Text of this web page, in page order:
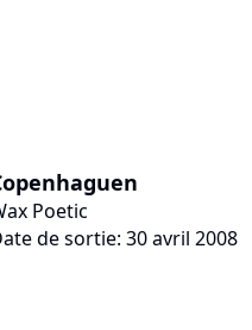
Poetic
de sortie: 30 avril 2008